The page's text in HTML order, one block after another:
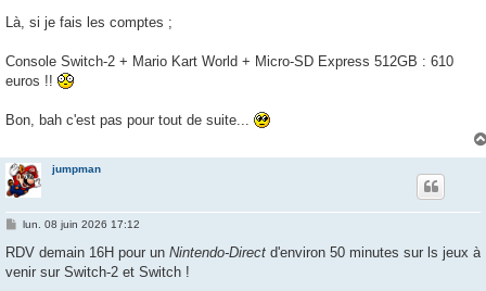
Là, si je fais les comptes ;
Console Switch-2 + Mario Kart World + Micro-SD Express 512GB : 610
euros !!
Bon, bah c'est pas pour tout de suite...
jumpman
M
s
a
lun. 08 juin 2026 17:12
RDV demain 16H pour un Nintendo-Direct d'environ 50 minutes sur ls jeux à
venir sur Switch-2 et Switch !